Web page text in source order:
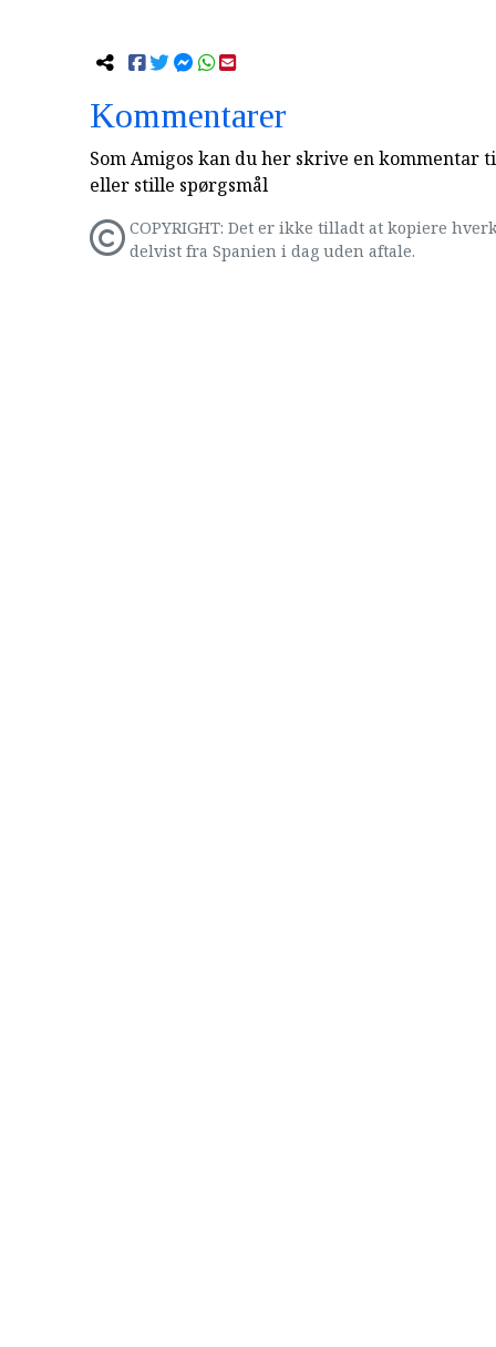
Kommentarer
Som Amigos kan du her skrive en kommentar
eller stille spørgsmål
COPYRIGHT: Det er ikke tilladt at kopiere
delvist fra Spanien i dag uden aftale.